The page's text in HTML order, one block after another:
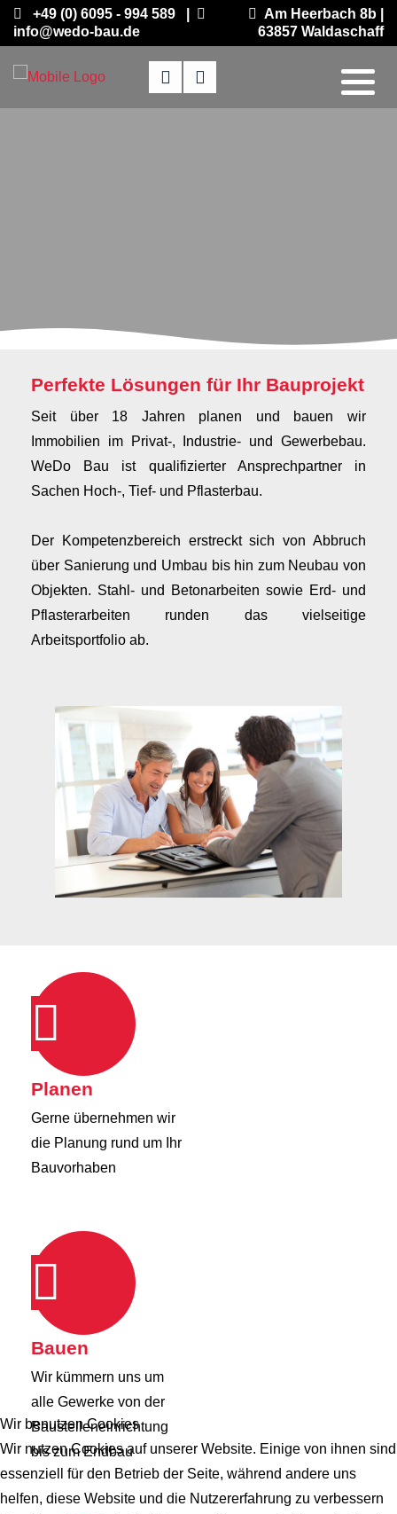
+49 (0) 6095 - 994 589 |
info@wedo-bau.de
Am Heerbach 8b |
63857 Waldaschaff
Perfekte Lösungen für Ihr Bauprojekt
Seit über 18 Jahren planen und bauen wir
Immobilien im Privat-, Industrie- und Gewerbebau.
WeDo Bau ist qualifizierter Ansprechpartner in
Sachen Hoch-, Tief- und Pflasterbau.
Der Kompetenzbereich erstreckt sich von Abbruch
über Sanierung und Umbau bis hin zum Neubau von
Objekten. Stahl- und Betonarbeiten sowie Erd- und
Pflasterarbeiten runden das vielseitige
Arbeitsportfolio ab.
Planen
Gerne übernehmen wir
die Planung rund um Ihr
Bauvorhaben
Bauen
Wir kümmern uns um
alle Gewerke von der
Baustelleneinrichtung
bis zum Endbau
Wir benutzen Cookies
Wir nutzen Cookies auf unserer Website. Einige von ihnen sind
essenziell für den Betrieb der Seite, während andere uns
helfen, diese Website und die Nutzererfahrung zu verbessern